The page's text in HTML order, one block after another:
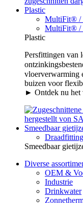
Plastic
MultiFit® /
MultiFit® /
Plastic
Persfittingen van
vloerverwarming
buizen voor
► Ontdek nu het
Smeedbaar
Smeedbaar
Diverse
OEM &
Industrie
Drinkwater